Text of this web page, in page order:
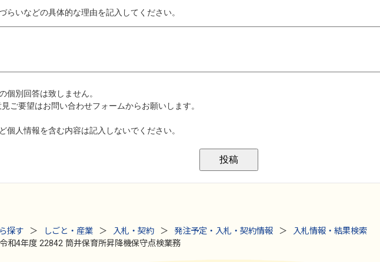
探す しごと・産業 入札・契約 発注予定・入札・契約情報
入札情報・結果検索
和4年度 22842 筒井保育所昇降機保守点検業務